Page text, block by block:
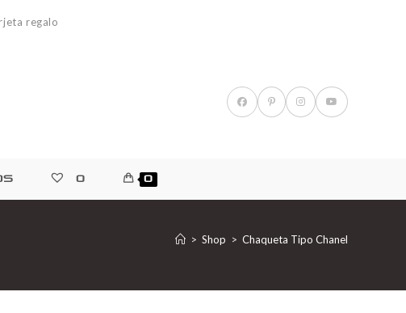
regalo
0 0
> Shop > Chaqueta Tipo Chanel